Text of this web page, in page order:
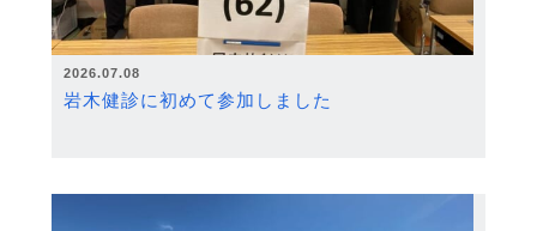
2026.07.08
岩木健診に初めて参加しました